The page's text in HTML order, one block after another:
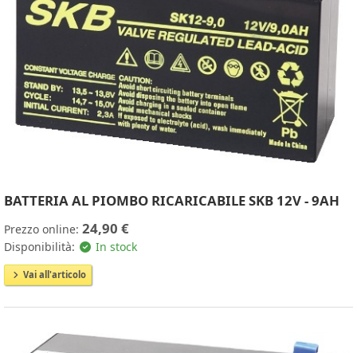
BATTERIA AL PIOMBO RICARICABILE SKB 12V - 9AH
Prezzo online: 24,90 €
Disponibilità: In stock
Vai all'articolo